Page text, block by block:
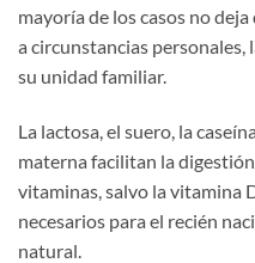
mayoría de los casos no
a circunstancias personales,
su unidad familiar.
La lactosa, el suero, la
materna facilitan la
vitaminas, salvo la vitamina
necesarios para el recién
natural.